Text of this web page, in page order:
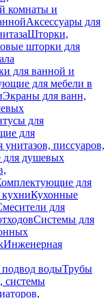
комнаты и
Аксессуары для
Шторки,
шторки для
для ванной и
для мебели в
Экраны для ванн,
для
для
писсуаров,
душевых
для
кухниКухонные
для
Системы для
Инженерная
водыТрубы
системы